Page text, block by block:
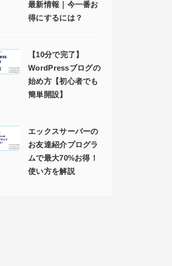
最新情報｜今一番お
得にするには？
【10分で完了】
WordPressブログの
始め方【初心者でも
簡単開設】
エックスサーバーの
お友達紹介プログラ
ムで最大70%お得！
使い方を解説